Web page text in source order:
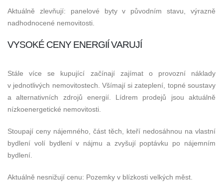
Aktuálně zlevňují: panelové byty v původním stavu, výrazně
nadhodnocené nemovitosti.
VYSOKÉ CENY ENERGIÍ VARUJÍ
Stále více se kupující začínají zajímat o provozní náklady
v jednotlivých nemovitostech. Všímají si zateplení, topné soustavy
a alternativních zdrojů energií. Lídrem prodejů jsou aktuálně
nízkoenergetické nemovitosti.
Stoupají ceny nájemného, část těch, kteří nedosáhnou na vlastní
bydlení volí bydlení v nájmu a zvyšují poptávku po nájemním
bydlení.
Aktuálně nesnižují cenu: Pozemky v blízkosti velkých měst.